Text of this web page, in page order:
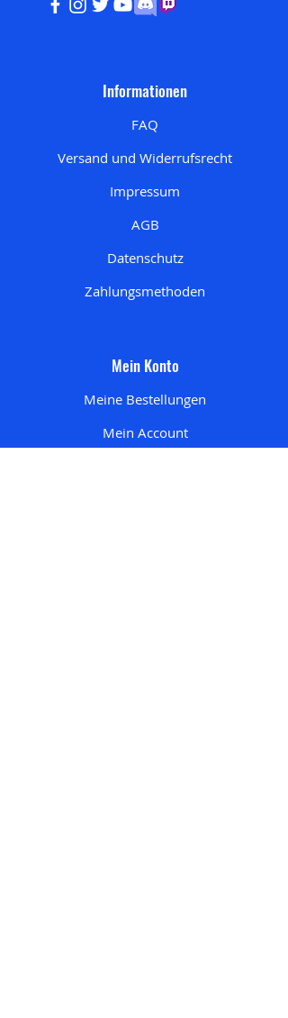
Informationen
FAQ
Versand und Widerrufsrecht
Impressum
AGB
Datenschutz
Zahlungsmethoden
Mein Konto
Meine Bestellungen
Mein Account